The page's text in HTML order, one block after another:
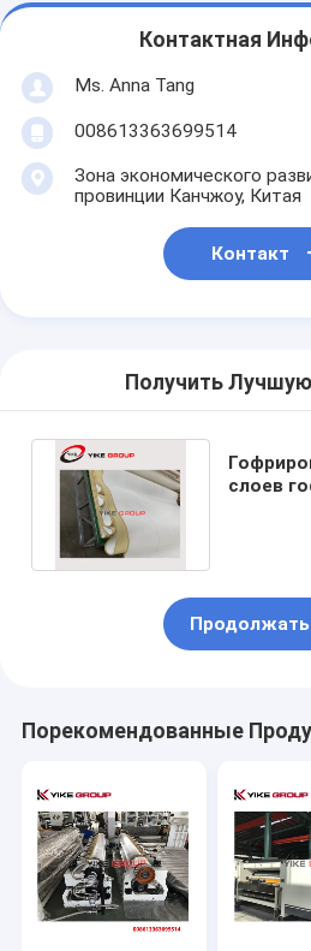
Контактная
Ms. Anna Tang
008613363699514
Зона экономического
провинции Канчжоу, Китая
Контакт
Получить
слоев
Продолжать
Порекомендованные